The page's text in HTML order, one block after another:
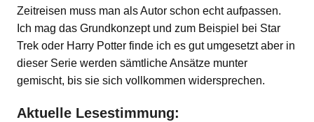
Zeitreisen muss man als Autor schon echt aufpassen.
Ich mag das Grundkonzept und zum Beispiel bei Star
Trek oder Harry Potter finde ich es gut umgesetzt aber in
dieser Serie werden sämtliche Ansätze munter
gemischt, bis sie sich vollkommen widersprechen.
Aktuelle Lesestimmung: